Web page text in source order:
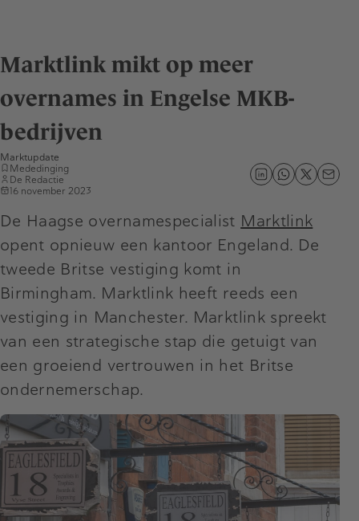
Marktlink mikt op meer
overnames in Engelse MKB-
bedrijven
Marktupdate
Mededinging
De Redactie
16 november 2023
De Haagse overnamespecialist Marktlink
opent opnieuw een kantoor Engeland. De
tweede Britse vestiging komt in
Birmingham. Marktlink heeft reeds een
vestiging in Manchester. Marktlink spreekt
van een strategische stap die getuigt van
een groeiend vertrouwen in het Britse
ondernemerschap.